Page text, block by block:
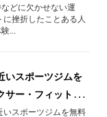
用して、運動習
どに欠かせない運
挫折したことある人
...
いスポーツジムを
サー・フィットネ
筋トレ・ヨガ・サ
いスポーツジムを無料